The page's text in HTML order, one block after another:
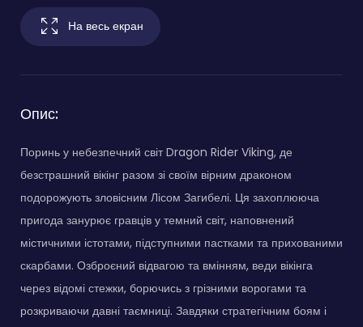
На весь екран
Опис:
Поринь у небезпечний світ Dragon Rider Viking, де
безстрашний вікінг разом зі своїм вірним драконом
подорожують зловісним Лісом Загибелі. Ця захоплююча
пригода занурює гравців у темний світ, наповнений
містичними істотами, підступними пастками та прихованими
скарбами. Озброєний відвагою та вмінням, веди вікінга
через відомі стежки, борючись з грізними ворогами та
розкриваючи давні таємниці. Завдяки стратегічним боям і